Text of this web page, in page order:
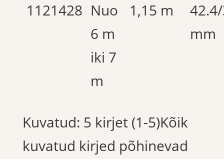
1121428 Nuo
6 m
iki 7
m
1,15 m
mm
Kuvatud: 5 kirjet (1-5)Kõik
kuvatud kirjed põhinevad